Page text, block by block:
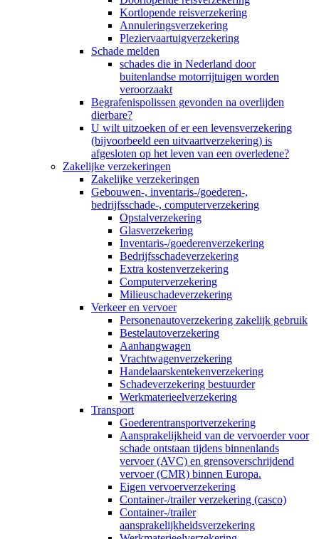
Kortlopende reisverzekering
Annuleringsverzekering
Pleziervaartuigverzekering
Schade melden
schades die in Nederland door
buitenlandse motorrijtuigen worden
veroorzaakt
Begrafenispolissen gevonden na overlijden
dierbare?
U wilt uitzoeken of er een levensverzekering
(bijvoorbeeld een uitvaartverzekering) is
afgesloten op het leven van een overledene?
Zakelijke verzekeringen
Zakelijke verzekeringen
Gebouwen-, inventaris-/goederen-,
bedrijfsschade-, computerverzekering
Opstalverzekering
Glasverzekering
Inventaris-/goederenverzekering
Bedrijfsschadeverzekering
Extra kostenverzekering
Computerverzekering
Milieuschadeverzekering
Verkeer en vervoer
Personenautoverzekering zakelijk gebruik
Bestelautoverzekering
Aanhangwagen
Vrachtwagenverzekering
Handelaarskentekenverzekering
Schadeverzekering bestuurder
Werkmaterieelverzekering
Transport
Goederentransportverzekering
Aansprakelijkheid van de vervoerder voor
schade ontstaan tijdens binnenlands
vervoer (AVC) en grensoverschrijdend
vervoer (CMR) binnen Europa.
Eigen vervoerverzekering
Container-/trailer verzekering (casco)
Container-/trailer
aansprakelijkheidsverzekering